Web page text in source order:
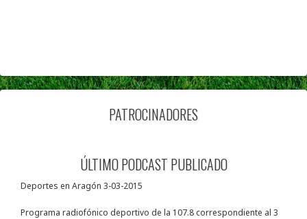
PATROCINADORES
ÚLTIMO PODCAST PUBLICADO
Deportes en Aragón 3-03-2015
Programa radiofónico deportivo de la 107.8 correspondiente al 3